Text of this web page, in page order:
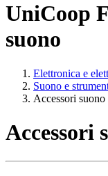
UniCoop
suono
Elettronica e
Suono e
Accessori suono
Accessori